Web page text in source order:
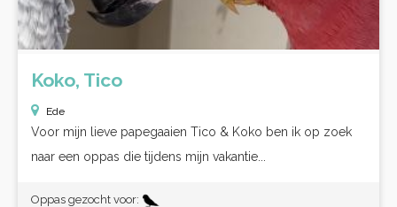
Koko, Tico
Ede
Voor mijn lieve papegaaien Tico & Koko ben ik op zoek
naar een oppas die tijdens mijn vakantie...
Oppas gezocht voor: